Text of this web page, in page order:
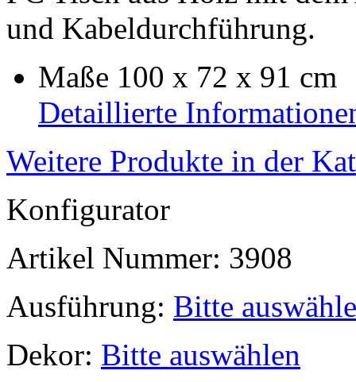
und Kabeldurchführung.
Maße 100 x 72 x 91 cm
Detaillierte
Weitere Produkte in der
Konfigurator
Artikel Nummer: 3908
Ausführung: Bitte
Dekor: Bitte auswählen